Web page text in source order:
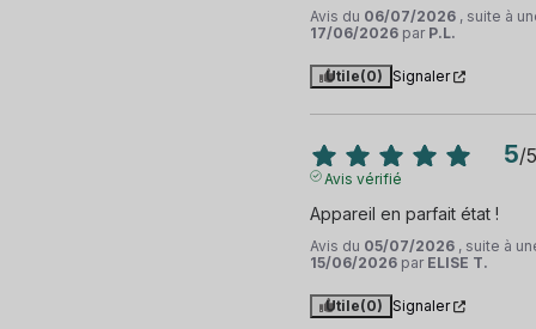
Avis du 06/07/2026 , suite à
17/06/2026 par P.L.
Utile(0) Signaler
5/5
Avis vérifié
Appareil en parfait état !
Avis du 05/07/2026 , suite à
15/06/2026 par ELISE T.
Utile(0) Signaler